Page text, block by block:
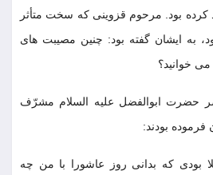
بود. مرحوم قزوینی که سخت متأثر
به ایشان گفته بود: چنین مصیبت های
خوانید؟
حضرت ابوالفضل علیه السلام مشرّف
بودند:
بودی که بدانی روز عاشورا با من چه